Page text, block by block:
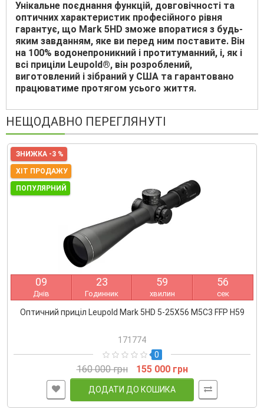
Унікальне поєднання функцій, довговічності та
оптичних характеристик професійного рівня
гарантує, що Mark 5HD зможе впоратися з будь-
яким завданням, яке ви перед ним поставите. Він
на 100% водонепроникний і протитуманний, і, як і
всі приціли Leupold®, він розроблений,
виготовлений і зібраний у США та гарантовано
працюватиме протягом усього життя.
НЕЩОДАВНО ПЕРЕГЛЯНУТІ
ЗНИЖКА -3 %
ХІТ ПРОДАЖУ
ПОПУЛЯРНИЙ
09
Днів
23
Годинник
59
хвилин
56
сек
Оптичний приціл Leupold Mark 5HD 5-25X56 M5C3 FFP H59
171774
0
160 000 грн 155 000 грн
ДОДАТИ ДО КОШИКА